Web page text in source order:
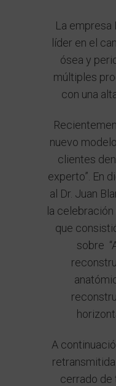
La empresa
líder en el
ósea y
múltiples
con una
nuevo
clientes
experto”. En
al Dr. Juan
la
que
sobre
A
cerrado de